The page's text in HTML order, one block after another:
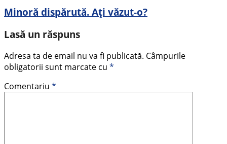
Minoră dispărută. Ați văzut-o?
Lasă un răspuns
Adresa ta de email nu va fi publicată. Câmpurile
obligatorii sunt marcate cu *
Comentariu *